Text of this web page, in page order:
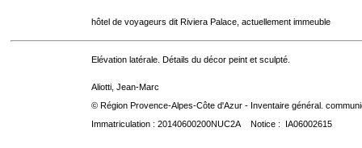
hôtel de voyageurs dit Riviera Palace, actuellement immeuble
Elévation latérale. Détails du décor peint et sculpté.
Aliotti, Jean-Marc
© Région Provence-Alpes-Côte d'Azur - Inventaire général.
Immatriculation : 20140600200NUC2A Notice : IA06002615